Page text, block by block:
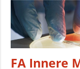
FA Innere